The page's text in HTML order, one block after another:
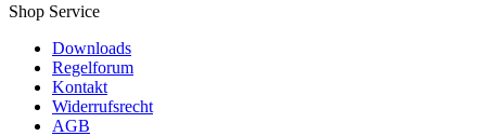
Shop Service
Downloads
Regelforum
Kontakt
Widerrufsrecht
AGB